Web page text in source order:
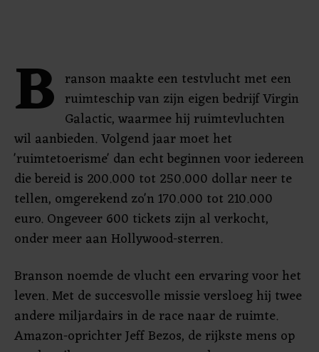
B ranson maakte een testvlucht met een
ruimteschip van zijn eigen bedrijf Virgin
Galactic, waarmee hij ruimtevluchten
wil aanbieden. Volgend jaar moet het
'ruimtetoerisme' dan echt beginnen voor iedereen
die bereid is 200.000 tot 250.000 dollar neer te
tellen, omgerekend zo'n 170.000 tot 210.000
euro. Ongeveer 600 tickets zijn al verkocht,
onder meer aan Hollywood-sterren.
Branson noemde de vlucht een ervaring voor het
leven. Met de succesvolle missie versloeg hij twee
andere miljardairs in de race naar de ruimte.
Amazon-oprichter Jeff Bezos, de rijkste mens op